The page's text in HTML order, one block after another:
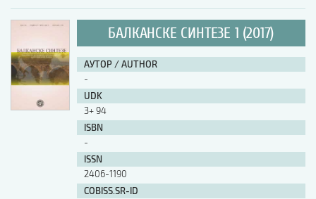
БАЛКАНСКЕ СИНТЕЗЕ 1 (2017)
АУТОР / AUTHOR
-
UDK
3+ 94
ISBN
-
ISSN
2406-1190
COBISS.SR-ID